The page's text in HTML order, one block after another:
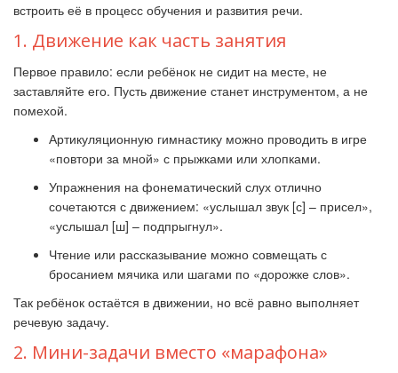
встроить её в процесс обучения и развития речи.
1. Движение как часть занятия
Первое правило: если ребёнок не сидит на месте, не
заставляйте его. Пусть движение станет инструментом, а не
помехой.
Артикуляционную гимнастику можно проводить в игре
«повтори за мной» с прыжками или хлопками.
Упражнения на фонематический слух отлично
сочетаются с движением: «услышал звук [с] – присел»,
«услышал [ш] – подпрыгнул».
Чтение или рассказывание можно совмещать с
бросанием мячика или шагами по «дорожке слов».
Так ребёнок остаётся в движении, но всё равно выполняет
речевую задачу.
2. Мини-задачи вместо «марафона»